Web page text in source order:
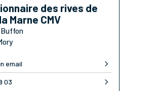
des rives de
Marne CMV
Buffon
email
03